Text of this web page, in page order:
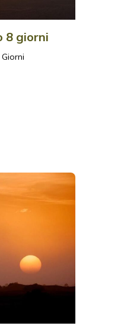
8 giorni